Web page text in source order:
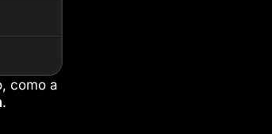
como a
.